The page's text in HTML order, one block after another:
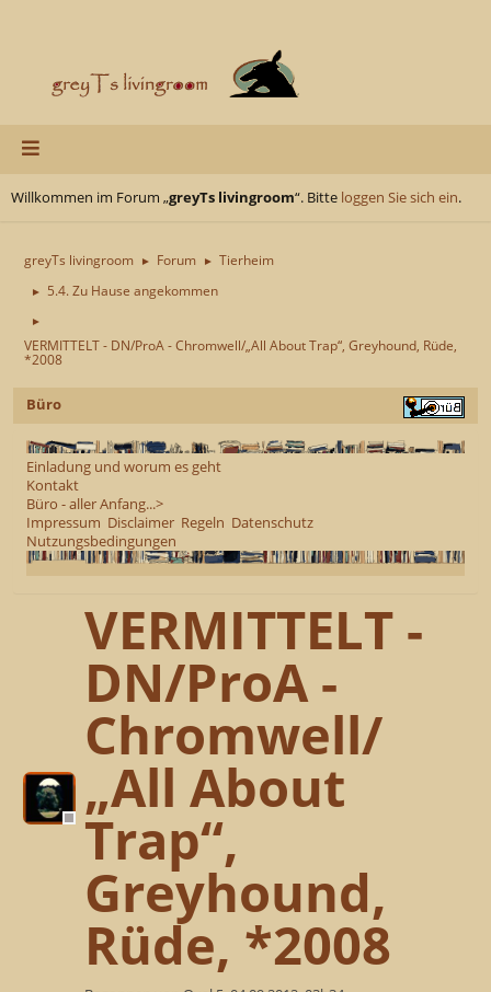
Willkommen im Forum „greyTs livingroom“. Bitte loggen Sie sich ein.
greyTs livingroom ► Forum ► Tierheim
► 5.4. Zu Hause angekommen
►
VERMITTELT - DN/ProA - Chromwell/„All About Trap“, Greyhound, Rüde,
*2008
Büro
Einladung und worum es geht
Kontakt
Büro - aller Anfang...>
Impressum Disclaimer Regeln Datenschutz
Nutzungsbedingungen
VERMITTELT -
DN/ProA -
Chromwell/
„All About
Trap“,
Greyhound,
Rüde, *2008